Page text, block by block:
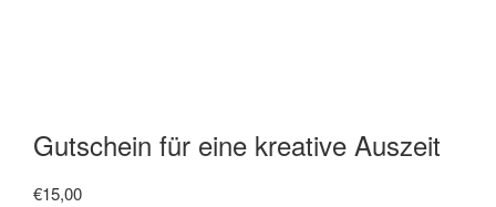
Gutschein für eine kreative Auszeit
€15,00